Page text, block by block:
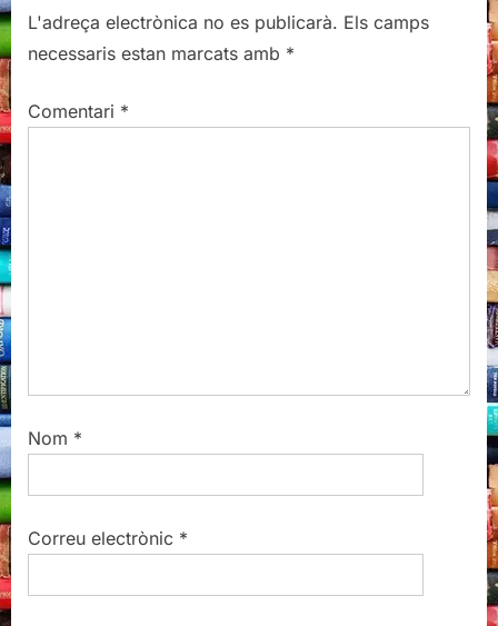
o
u
P
P
o
t
L'adreça electrònica no es publicarà. Els camps
necessaris estan marcats amb *
Comentari *
Nom *
Correu electrònic *